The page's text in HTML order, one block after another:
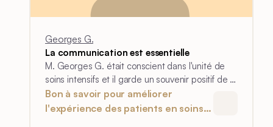
Georges G.
La communication est essentielle
M. Georges G. était conscient dans l'unité de
soins intensifs et il garde un souvenir positif de la
communication avec le personnel.
Bon à savoir pour améliorer
l'expérience des patients en soins